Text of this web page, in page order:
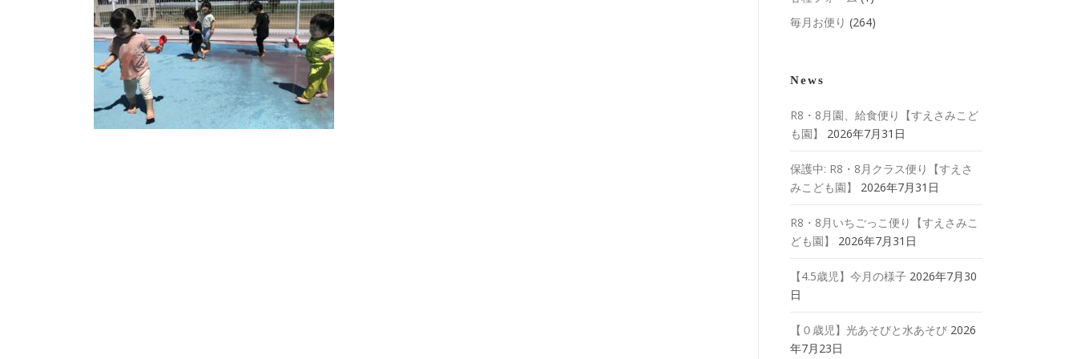
毎月お便り (264)
News
R8・8月園、給食便り【すえさみこど
も園】
2026年7月31日
保護中: R8・8月クラス便り【すえさ
みこども園】
2026年7月31日
R8・8月いちごっこ便り【すえさみこ
ども園】
2026年7月31日
【4.5歳児】今月の様子 2026年7月30
日
【０歳児】光あそびと水あそび 2026
年7月23日